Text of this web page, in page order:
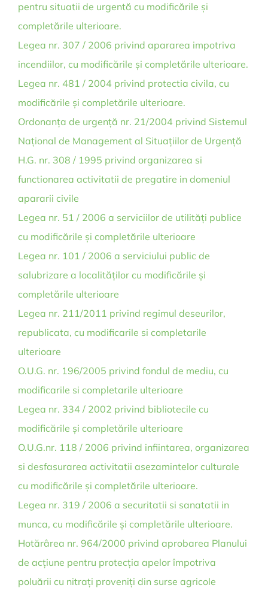
pentru situatii de urgentă cu modificările și
completările ulterioare.
Legea nr. 307 / 2006 privind apararea impotriva
incendiilor, cu modificările și completările ulterioare.
Legea nr. 481 / 2004 privind protectia civila, cu
modificările și completările ulterioare.
Ordonanța de urgență nr. 21/2004 privind Sistemul
Național de Management al Situațiilor de Urgență
H.G. nr. 308 / 1995 privind organizarea si
functionarea activitatii de pregatire in domeniul
apararii civile
Legea nr. 51 / 2006 a serviciilor de utilități publice
cu modificările și completările ulterioare
Legea nr. 101 / 2006 a serviciului public de
salubrizare a localităților cu modificările și
completările ulterioare
Legea nr. 211/2011 privind regimul deseurilor,
republicata, cu modificarile si completarile
ulterioare
O.U.G. nr. 196/2005 privind fondul de mediu, cu
modificarile si completarile ulterioare
Legea nr. 334 / 2002 privind bibliotecile cu
modificările și completările ulterioare
O.U.G.nr. 118 / 2006 privind infiintarea, organizarea
si desfasurarea activitatii asezamintelor culturale
cu modificările și completările ulterioare.
Legea nr. 319 / 2006 a securitatii si sanatatii in
munca, cu modificările și completările ulterioare.
Hotărârea nr. 964/2000 privind aprobarea Planului
de acțiune pentru protecția apelor împotriva
poluării cu nitrați proveniți din surse agricole